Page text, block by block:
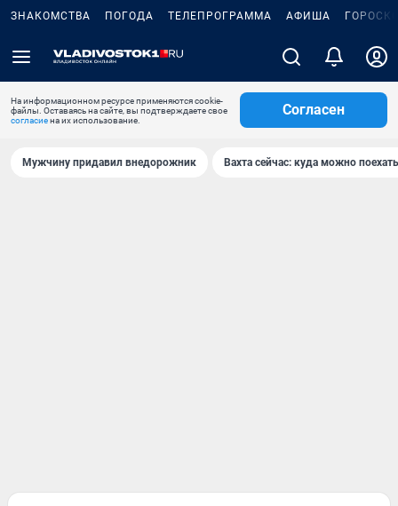
ЗНАКОМСТВА ПОГОДА ТЕЛЕПРОГРАММА АФИША
На информационном ресурсе применяются cookie-
файлы. Оставаясь на сайте, вы подтверждаете свое
согласиена их использование.
Согласен
Мужчину придавил внедорожник Вахта сейчас: куда можно